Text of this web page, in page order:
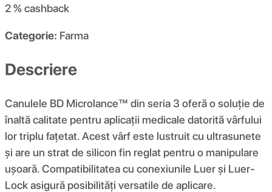
2 %cashback
Categorie: Farma
Descriere
Canulele BD Microlance™ din seria 3 oferă o soluție de
înaltă calitate pentru aplicații medicale datorită vârfului
lor triplu fațetat. Acest vârf este lustruit cu ultrasunete
și are un strat de silicon fin reglat pentru o manipulare
ușoară. Compatibilitatea cu conexiunile Luer și Luer-
Lock asigură posibilități versatile de aplicare.